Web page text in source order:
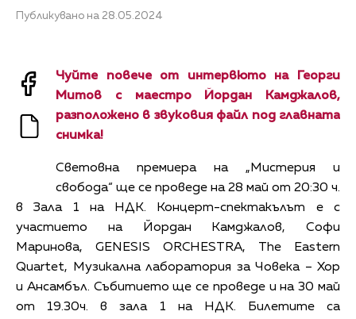
Публикувано на 28.05.2024
Чуйте повече от интервюто на Георги
Митов с маестро Йордан Камджалов,
разположено в звуковия файл под главната
снимка!
Световна премиера на „Мистерия и
свобода“ ще се проведе на 28 май от 20:30 ч.
в Зала 1 на НДК. Концерт-спектакълът е с
участието на Йордан Камджалов, Софи
Маринова, GENESIS ORCHESTRA, The Eastern
Quartet, Музикална лаборатория за Човека – Хор
и Ансамбъл. Събитието ще се проведе и на 30 май
от 19.30ч. в зала 1 на НДК. Билетите са